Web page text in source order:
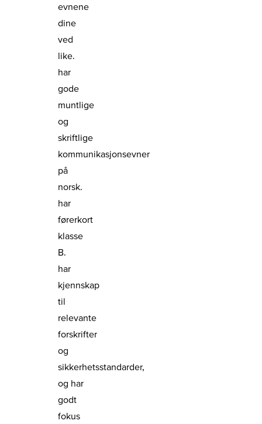
evnene
dine
ved
like.
har
gode
muntlige
og
skriftlige
kommunikasjonsevner
på
norsk.
har
førerkort
klasse
B.
har
kjennskap
til
relevante
forskrifter
og
sikkerhetsstandarder,
og har
godt
fokus